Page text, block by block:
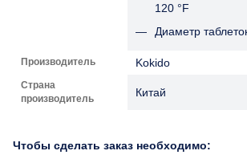
120 °F
Диаметр
Производитель Kokido
Страна
производитель
Китай
Чтобы сделать заказ необходимо: